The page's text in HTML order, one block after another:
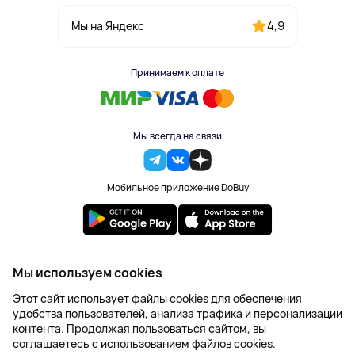
Мы на Яндекс 4,9
Принимаем к оплате
Мы всегда на связи
Мобильное приложение DoBuy
2023-2026 © DoBuy. Все права защищены
Правила обработки персональных данных
Пользовательское соглашение
Оферта
Создание сайта – NetLab
Мы используем cookies
Этот сайт использует файлы cookies для обеспечения
удобства пользователей, анализа трафика и персонализации
контента. Продолжая пользоваться сайтом, вы
соглашаетесь с использованием файлов cookies.